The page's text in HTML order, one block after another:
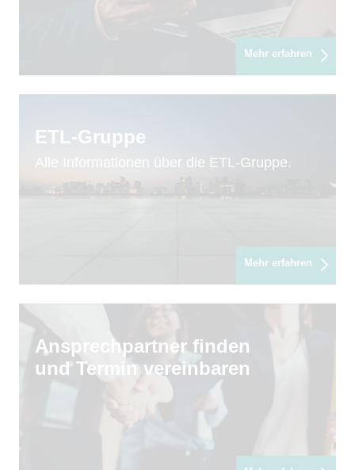
Mehr erfahren
ETL-Gruppe
Alle Informationen über die ETL-Gruppe.
Mehr erfahren
Ansprechpartner finden
und Termin vereinbaren